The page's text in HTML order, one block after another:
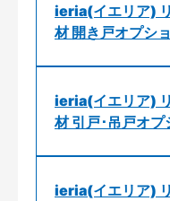
ieria(イエリア)
材 開き戸オプシ
ieria(イエリア)
材 引戸･吊戸オプ
ieria(イエリア)